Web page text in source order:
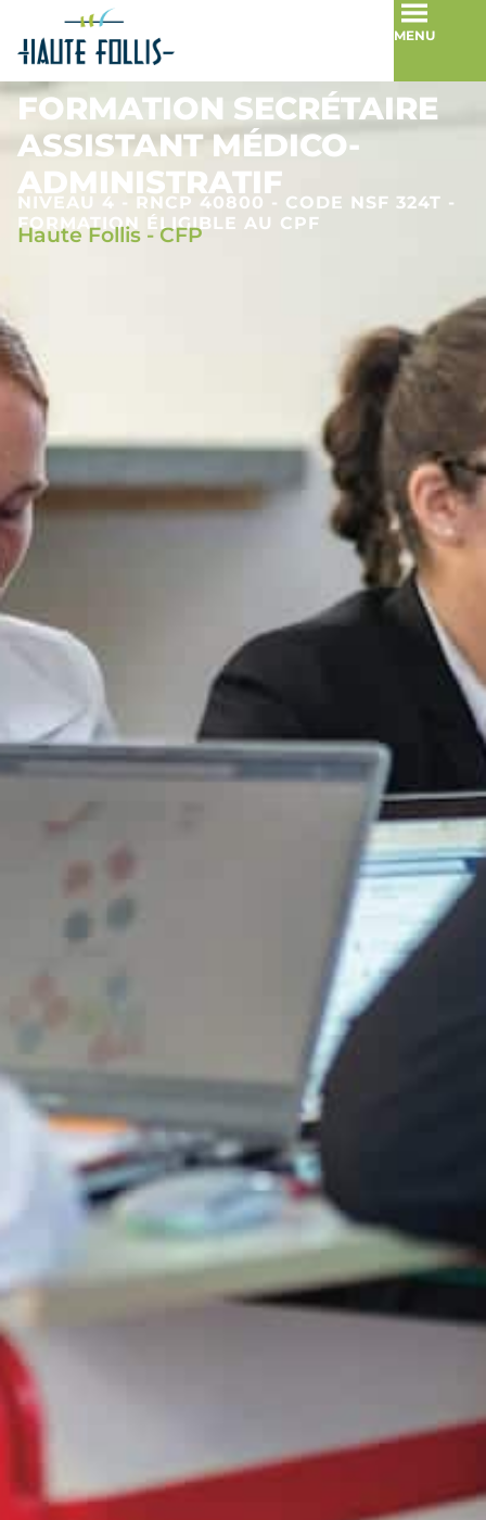
MENU
FORMATION SECRÉTAIRE
ASSISTANT MÉDICO-
ADMINISTRATIF
NIVEAU 4 - RNCP 40800 - CODE NSF 324T -
FORMATION ÉLIGIBLE AU CPF
Haute Follis - CFP